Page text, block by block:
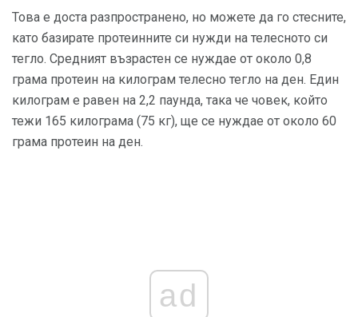
Това е доста разпространено, но можете да го стесните,
като базирате протеинните си нужди на телесното си
тегло. Средният възрастен се нуждае от около 0,8
грама протеин на килограм телесно тегло на ден. Един
килограм е равен на 2,2 паунда, така че човек, който
тежи 165 килограма (75 кг), ще се нуждае от около 60
грама протеин на ден.
ad